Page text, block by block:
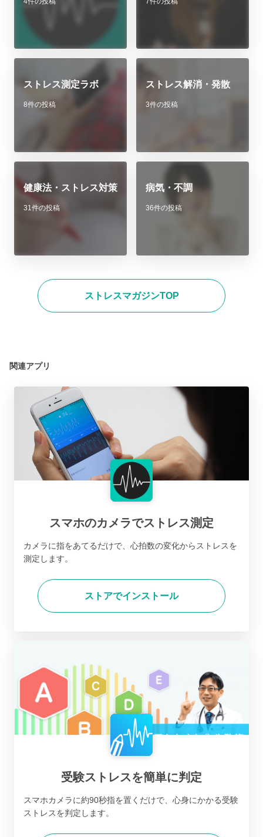
ストレス測定ラボ
8件の投稿
ストレス解消・発散
3件の投稿
健康法・ストレス対策
31件の投稿
病気・不調
36件の投稿
ストレスマガジンTOP
関連アプリ
スマホのカメラでストレス測定
カメラに指をあてるだけで、心拍数の変化からストレスを
測定します。
ストアでインストール
受験ストレスを簡単に判定
スマホカメラに約90秒指を置くだけで、心身にかかる受験
ストレスを判定します。